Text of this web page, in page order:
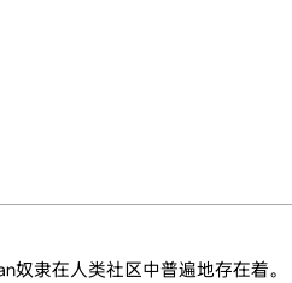
奴隶在人类社区中普遍地存在着。